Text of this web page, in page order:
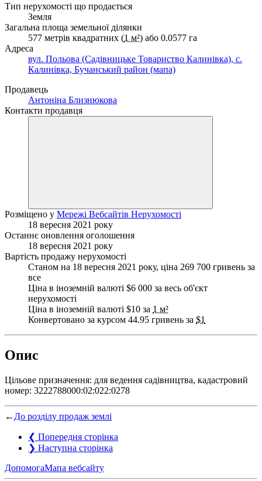
Тип нерухомості що продається
Земля
Загальна площа земельної ділянки
577 метрів квадратних (1 м²) або 0.0577 га
Адреса
вул. Польова (Садівницьке Товариство Калинівка), с.
Калинівка, Бучанський район (мапа)
Продавець
Антоніна Близнюкова
Контакти продавця
Розміщено у Мережі Вебсайтів Нерухомості
18 вересня 2021 року
Останнє оновлення оголошення
18 вересня 2021 року
Вартість продажу нерухомості
Станом на 18 вересня 2021 року, ціна 269 700 гривень за
все
Ціна в іноземній валюті $6 000 за весь об'єкт
нерухомості
Ціна в іноземній валюті $10 за 1 м²
Конвертовано за курсом 44.95 гривень за $1
Опис
Цільове призначення: для ведення садівництва, кадастровий
номер: 3222788000:02:022:0278
← До розділу продаж землі
❮ Попередня сторінка
❯ Наступна сторінка
ДопомогаМапа вебсайту